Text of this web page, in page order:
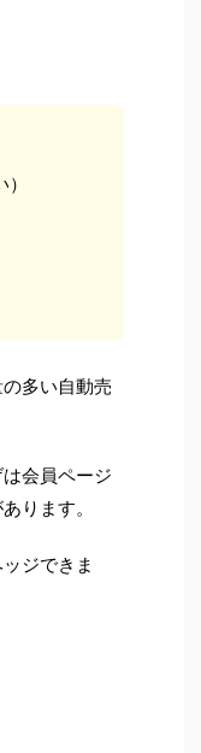
多い自動売
会員ページ
ります。
ジできま